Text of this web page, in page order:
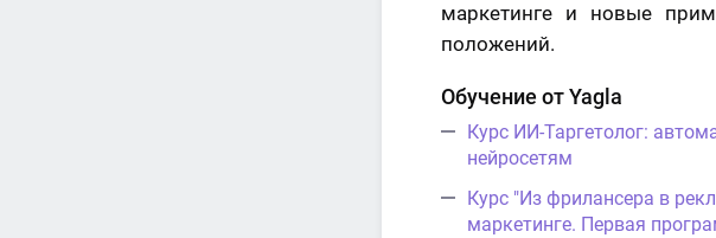
маркетинге и новые
положений.
Обучение от Yagla
Курс ИИ-Таргетолог:
нейросетям
Курс "Из фрилансера в
маркетинге. Первая